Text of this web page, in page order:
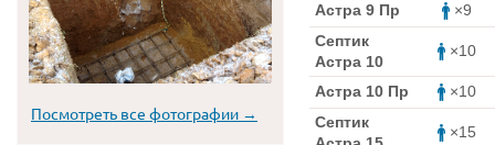
Астра 9 Пр
×9
Септик
Астра 10
×10
Астра 10 Пр
×10
Септик
×15
Посмотреть все фотографии →